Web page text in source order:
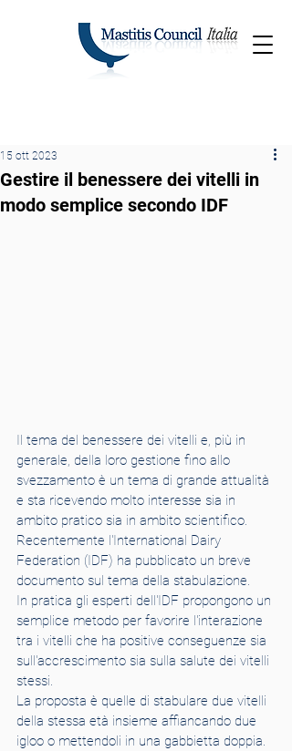
Gestire il benessere dei vitelli in
modo semplice secondo IDF
15 ott 2023
Il tema del benessere dei vitelli e, più in
generale, della loro gestione fino allo
svezzamento è un tema di grande attualità
e sta ricevendo molto interesse sia in
ambito pratico sia in ambito scientifico.
Recentemente l'International Dairy
Federation (IDF) ha pubblicato un breve
documento sul tema della stabulazione.
In pratica gli esperti dell'IDF propongono un
semplice metodo per favorire l'interazione
tra i vitelli che ha positive conseguenze sia
sull'accrescimento sia sulla salute dei vitelli
stessi.
La proposta è quelle di stabulare due vitelli
della stessa età insieme affiancando due
igloo o mettendoli in una gabbietta doppia.